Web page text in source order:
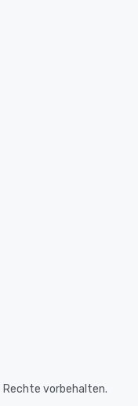
vorbehalten.